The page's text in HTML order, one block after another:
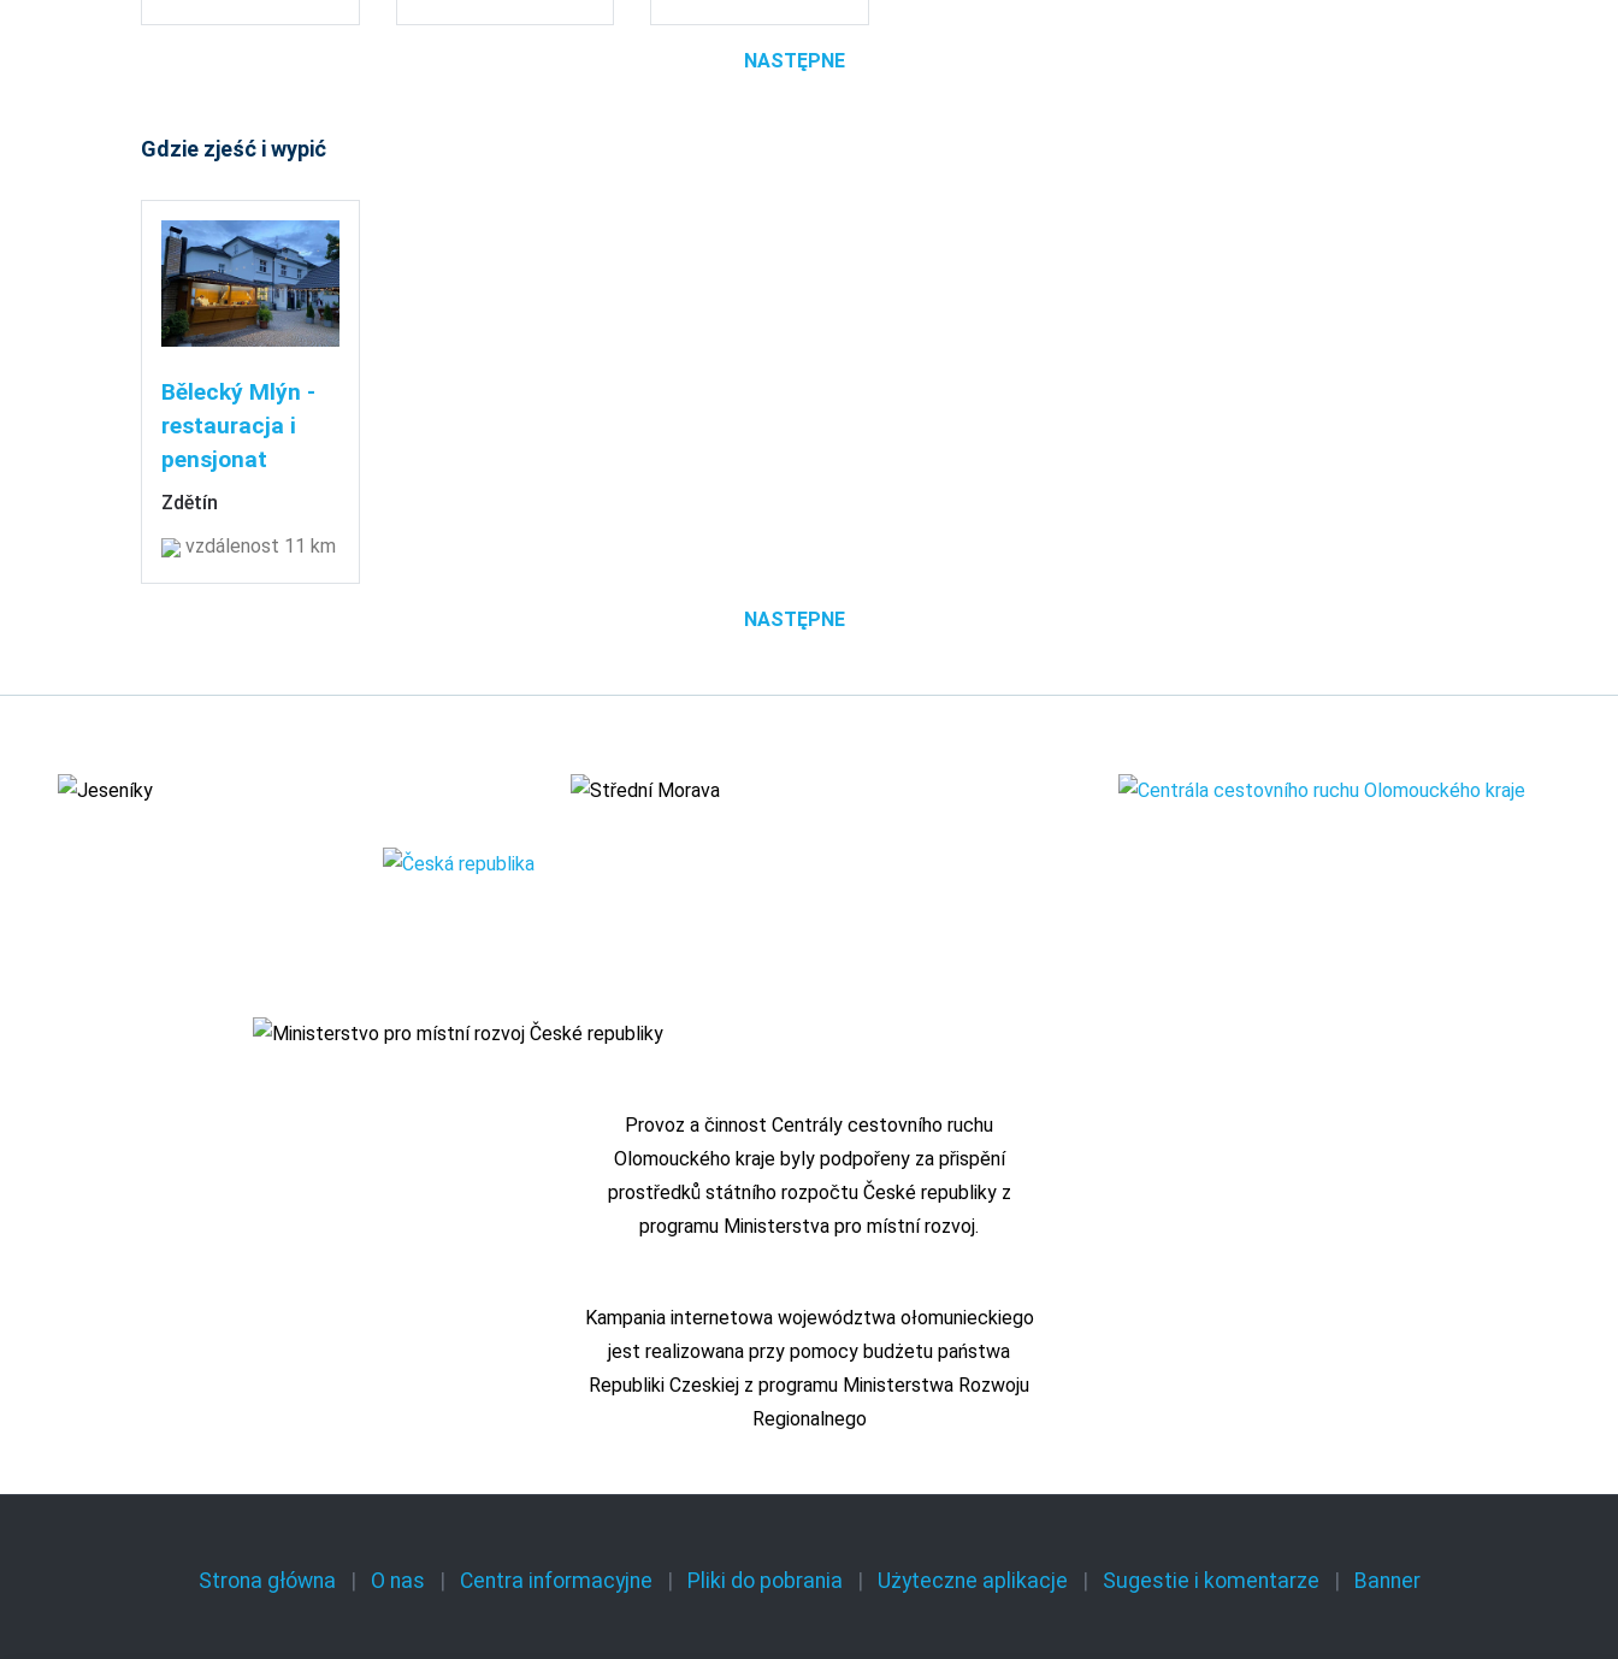
NASTĘPNE
Gdzie zjeść i wypić
Bělecký Mlýn -
restauracja i
pensjonat
Zdětín
vzdálenost 11 km
NASTĘPNE
Strona główna O nas Centra informacyjne Pliki do pobrania Użyteczne aplikacje Sugestie i komentarze Banner
Provoz a činnost Centrály cestovního ruchu
Olomouckého kraje byly podpořeny za přispění
prostředků státního rozpočtu České republiky z
programu Ministerstva pro místní rozvoj.
Kampania internetowa województwa ołomunieckiego
jest realizowana przy pomocy budżetu państwa
Republiki Czeskiej z programu Ministerstwa Rozwoju
Regionalnego